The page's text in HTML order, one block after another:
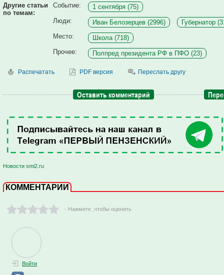
Другие статьи
по темам:
Событие:
1 сентября (75)
Люди:
Иван Белозерцев (2996)
Губернатор
Место:
Школа (718)
Прочее:
Полпред президента РФ в ПФО (23)
Распечатать PDF версия Переслать другу
Оставить комментарий
Новости smi2.ru
КОММЕНТАРИИ
- Нажмите ,чтобы оценить
Войти